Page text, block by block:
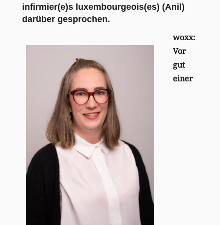
infirmier(e)s luxembourgeois(es) (Anil)
darüber gesprochen.
woxx:
Vor
gut
einer